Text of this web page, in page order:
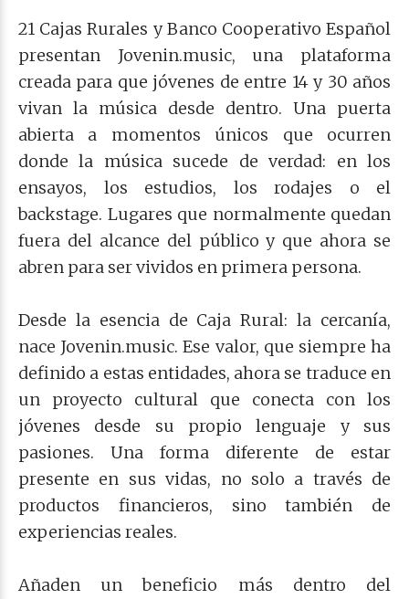
21 Cajas Rurales y Banco Cooperativo Español
presentan Jovenin.music, una plataforma
creada para que jóvenes de entre 14 y 30 años
vivan la música desde dentro. Una puerta
abierta a momentos únicos que ocurren
donde la música sucede de verdad: en los
ensayos, los estudios, los rodajes o el
backstage. Lugares que normalmente quedan
fuera del alcance del público y que ahora se
abren para ser vividos en primera persona.
Desde la esencia de Caja Rural: la cercanía,
nace Jovenin.music. Ese valor, que siempre ha
definido a estas entidades, ahora se traduce en
un proyecto cultural que conecta con los
jóvenes desde su propio lenguaje y sus
pasiones. Una forma diferente de estar
presente en sus vidas, no solo a través de
productos financieros, sino también de
experiencias reales.
Añaden un beneficio más dentro del